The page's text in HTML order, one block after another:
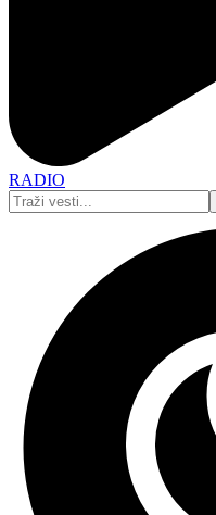
RADIO